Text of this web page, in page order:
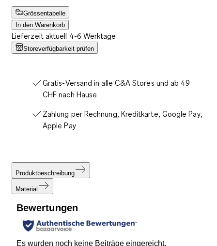
Grössentabelle
In den Warenkorb
Lieferzeit aktuell 4-6 Werktage
Storeverfügbarkeit prüfen
Gratis-Versand in alle C&A Stores und ab 49
CHF nach Hause
Zahlung per Rechnung, Kreditkarte, Google Pay,
Apple Pay
Produktbeschreibung
Material
Bewertungen
Es wurden noch keine Beiträge eingereicht.